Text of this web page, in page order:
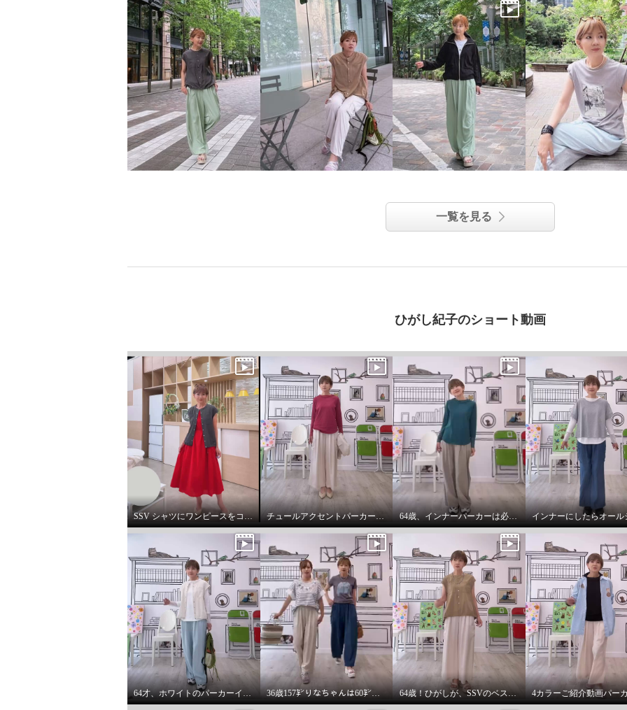
一覧を見る
ひがし紀子のショート動画
SSV シャツにワンピースをコーデしてみました。 チュールアクセントパーカー64歳カジュアル大好きが推し！ 64歳、インナーパーカーは必需品です。
64才、ホワイトのパーカーインナーはスタイリングに万能です。 36歳157㌢りなちゃんは60㌢丈、64歳163㌢のひがしは65㌢丈を履く 64歳！ひがしが、SSVのベスト最高！推し‼️コーデ